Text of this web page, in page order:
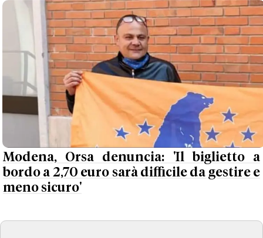
Modena, Orsa denuncia: 'Il biglietto a
bordo a 2,70 euro sarà difficile da gestire e
meno sicuro'